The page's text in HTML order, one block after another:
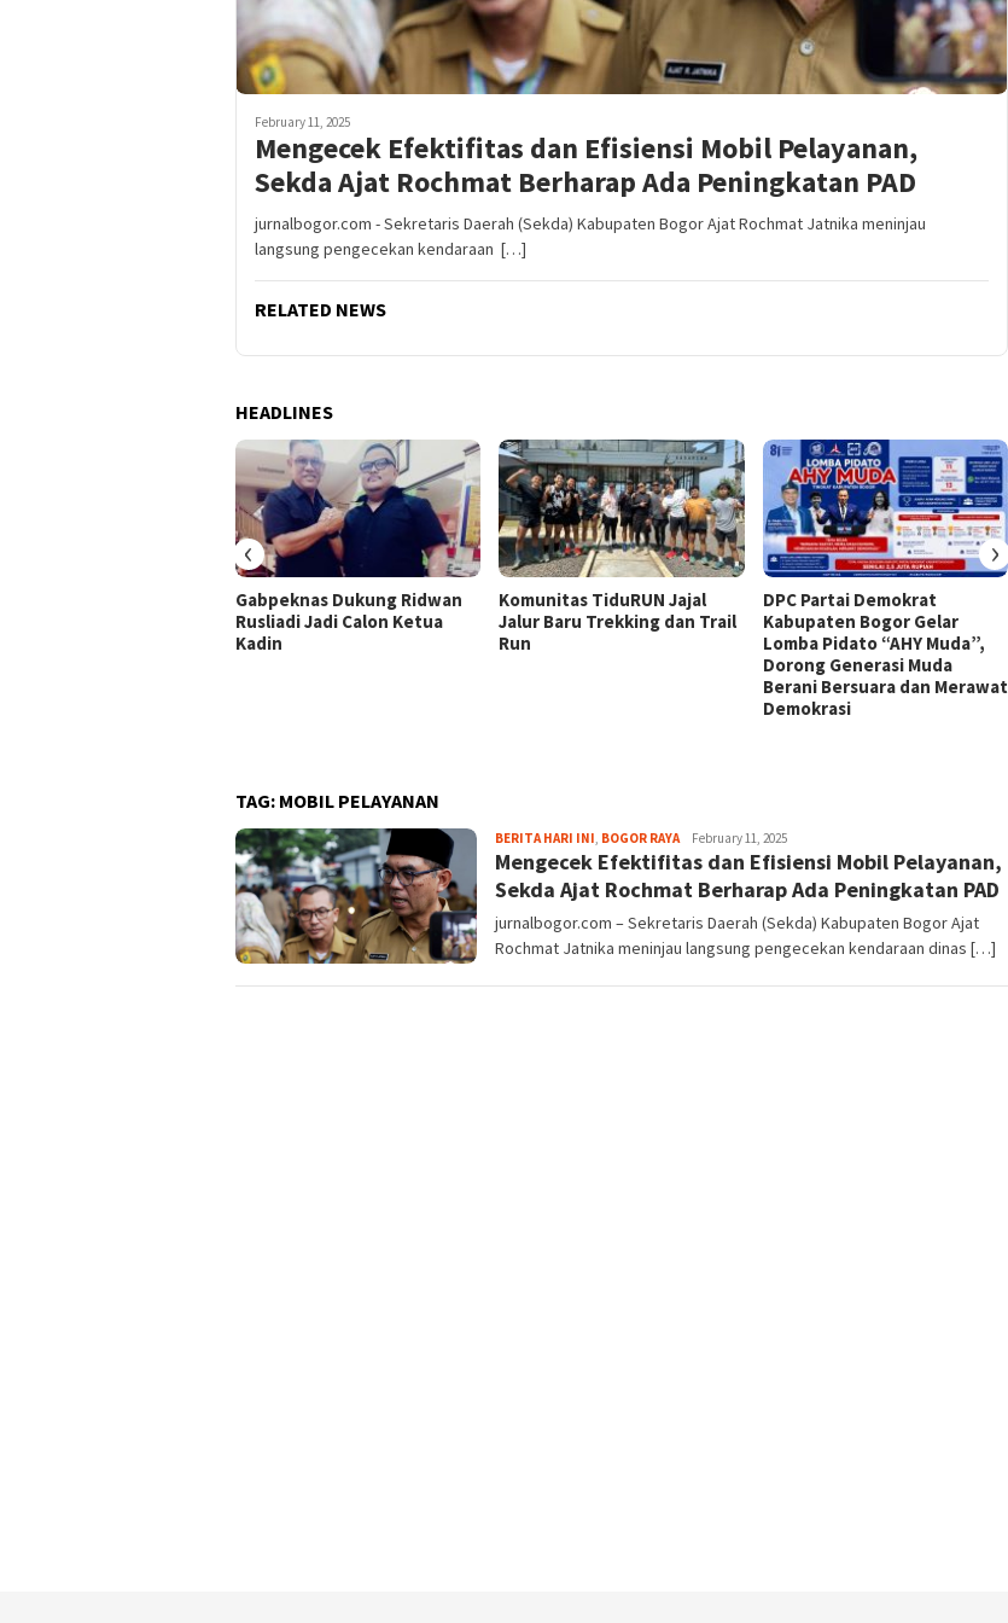
February 11, 2025
Mengecek Efektifitas dan Efisiensi Mobil Pelayanan,
Sekda Ajat Rochmat Berharap Ada Peningkatan PAD
jurnalbogor.com - Sekretaris Daerah (Sekda) Kabupaten Bogor Ajat Rochmat Jatnika meninjau
langsung pengecekan kendaraan […]
RELATED NEWS
HEADLINES
Gabpeknas Dukung Ridwan
Rusliadi Jadi Calon Ketua
Kadin
Komunitas TiduRUN Jajal
Jalur Baru Trekking dan Trail
Run
DPC Partai Demokrat
Kabupaten Bogor Gelar
Lomba Pidato “AHY Muda”,
Dorong Generasi Muda
Berani Bersuara dan Merawat
Demokrasi
‹ ›
TAG: MOBIL PELAYANAN
BERITA HARI INI, BOGOR RAYAAga
Alamanda
February 11, 2025
Mengecek Efektifitas dan Efisiensi Mobil Pelayanan,
Sekda Ajat Rochmat Berharap Ada Peningkatan PAD
jurnalbogor.com – Sekretaris Daerah (Sekda) Kabupaten Bogor Ajat
Rochmat Jatnika meninjau langsung pengecekan kendaraan dinas […]